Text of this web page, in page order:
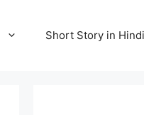
Short Story in Hindi